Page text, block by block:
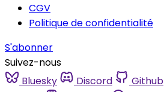
CGV
Politique de confidentialité
S'abonner
Suivez-nous
Bluesky
Discord Github